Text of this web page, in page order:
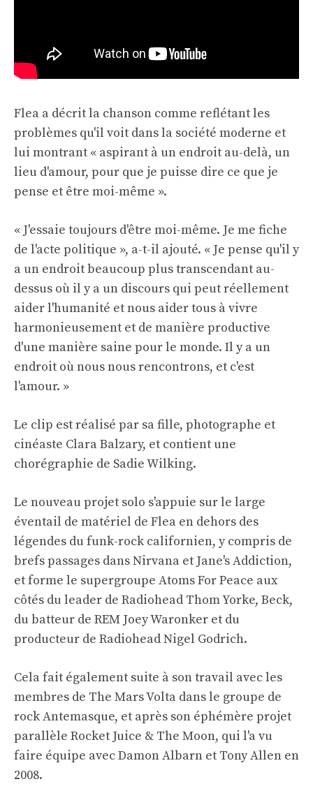
Flea a décrit la chanson comme reflétant les
problèmes qu'il voit dans la société moderne et
lui montrant « aspirant à un endroit au-delà, un
lieu d'amour, pour que je puisse dire ce que je
pense et être moi-même ».
« J'essaie toujours d'être moi-même. Je me fiche
de l'acte politique », a-t-il ajouté. « Je pense qu'il y
a un endroit beaucoup plus transcendant au-
dessus où il y a un discours qui peut réellement
aider l'humanité et nous aider tous à vivre
harmonieusement et de manière productive
d'une manière saine pour le monde. Il y a un
endroit où nous nous rencontrons, et c'est
l'amour. »
Le clip est réalisé par sa fille, photographe et
cinéaste Clara Balzary, et contient une
chorégraphie de Sadie Wilking.
Le nouveau projet solo s'appuie sur le large
éventail de matériel de Flea en dehors des
légendes du funk-rock californien, y compris de
brefs passages dans Nirvana et Jane's Addiction,
et forme le supergroupe Atoms For Peace aux
côtés du leader de Radiohead Thom Yorke, Beck,
du batteur de REM Joey Waronker et du
producteur de Radiohead Nigel Godrich.
Cela fait également suite à son travail avec les
membres de The Mars Volta dans le groupe de
rock Antemasque, et après son éphémère projet
parallèle Rocket Juice & The Moon, qui l'a vu
faire équipe avec Damon Albarn et Tony Allen en
2008.